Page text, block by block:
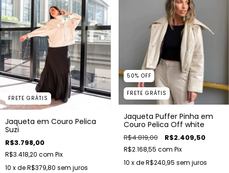
FRETE GRÁTIS
Jaqueta em Couro Pelica
Suzi
R$3.798,00
R$3.418,20 com Pix
10 x deR$379,80 sem juros
50% OFF
FRETE GRÁTIS
Jaqueta Puffer Pinha em
Couro Pelica Off white
R$4.819,00 R$2.409,50
R$2.168,55 com Pix
10 x deR$240,95 sem juros